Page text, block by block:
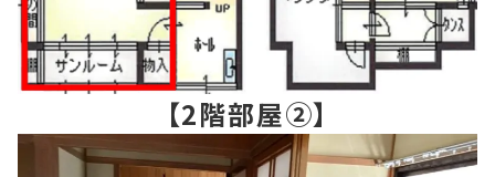
【2階部屋②】